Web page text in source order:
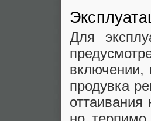
Для
включении,
продувка